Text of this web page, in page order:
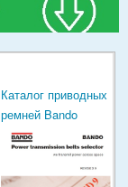
Каталог приводных
ремней Bando